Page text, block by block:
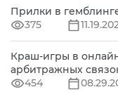
Прилки в
375
Краш-игры в
арбитражных
454